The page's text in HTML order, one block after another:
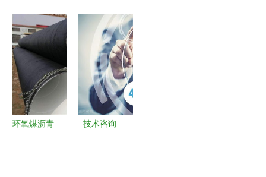
心理咨询，
构筑心灵健
康的智慧桥
梁
厂产品发布
会闪耀
2017陶瓷
工业展，引
领技术咨询
新风潮
环氧煤沥青
技术咨询